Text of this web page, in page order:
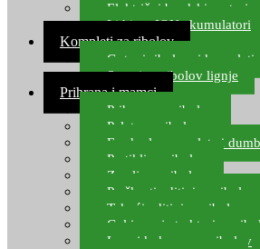
Električni brodski motori
Lithium ION akumulatori
Kompleti za ribolov
Gotovi ribolovni kompleti
Setovi za ribolov lignje
Prihrana i mamci
Prihrana za ribolov
Pelete za ribolov
Feeder lovne pelete i
Partikli za ribolov
Zemlja za ribolov
Praškasti aditivi za ribolov
Tekući aditivi za ribolov
Gel i sprej atraktori za
Lovni kukuruz za ribolov